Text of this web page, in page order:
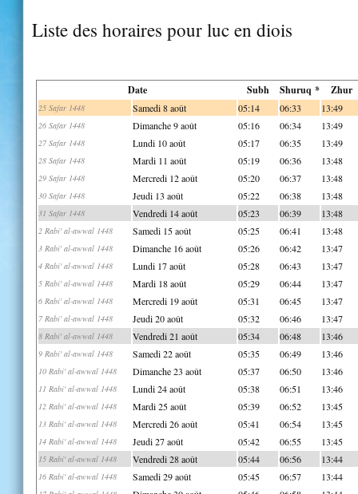
Liste des horaires pour luc en diois
Date Subh Shuruq * Zhur
25 Safar 1448 Samedi 8 août 05:14 06:33 13:49
26 Safar 1448 Dimanche 9 août 05:16 06:34 13:49
27 Safar 1448 Lundi 10 août 05:17 06:35 13:49
28 Safar 1448 Mardi 11 août 05:19 06:36 13:48
29 Safar 1448 Mercredi 12 août 05:20 06:37 13:48
30 Safar 1448 Jeudi 13 août 05:22 06:38 13:48
31 Safar 1448 Vendredi 14 août 05:23 06:39 13:48
2 Rabi' al-awwal 1448 Samedi 15 août 05:25 06:41 13:48
3 Rabi' al-awwal 1448 Dimanche 16 août 05:26 06:42 13:47
4 Rabi' al-awwal 1448 Lundi 17 août 05:28 06:43 13:47
5 Rabi' al-awwal 1448 Mardi 18 août 05:29 06:44 13:47
6 Rabi' al-awwal 1448 Mercredi 19 août 05:31 06:45 13:47
7 Rabi' al-awwal 1448 Jeudi 20 août 05:32 06:46 13:47
8 Rabi' al-awwal 1448 Vendredi 21 août 05:34 06:48 13:46
9 Rabi' al-awwal 1448 Samedi 22 août 05:35 06:49 13:46
10 Rabi' al-awwal 1448 Dimanche 23 août 05:37 06:50 13:46
11 Rabi' al-awwal 1448 Lundi 24 août 05:38 06:51 13:46
12 Rabi' al-awwal 1448 Mardi 25 août 05:39 06:52 13:45
13 Rabi' al-awwal 1448 Mercredi 26 août 05:41 06:54 13:45
14 Rabi' al-awwal 1448 Jeudi 27 août 05:42 06:55 13:45
15 Rabi' al-awwal 1448 Vendredi 28 août 05:44 06:56 13:44
16 Rabi' al-awwal 1448 Samedi 29 août 05:45 06:57 13:44